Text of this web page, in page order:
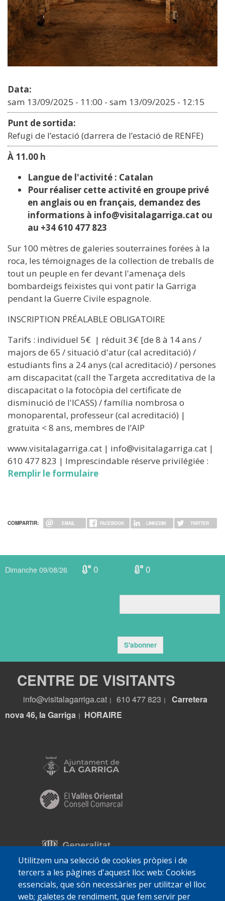
Data:
sam 13/09/2025 - 11:00 - sam 13/09/2025 - 12:15
Punt de sortida:
Refugi de l’estació (darrera de l’estació de RENFE)
À 11.00 h
Langue de l'activité : Catalan
Pour réaliser cette activité en groupe privé
en anglais ou en français, demandez des
informations à info@visitalagarriga.cat ou
au +34 610 477 823
Sur 100 mètres de galeries souterraines forées à la
roca, les témoignages de la collection de treballs de
tout un peuple en fer devant l'amenaça dels
bombardeigs feixistes qui vont patir la Garriga
pendant la Guerre Civile espagnole.
INSCRIPTION PRÉALABLE OBLIGATOIRE
Tarifs : individuel 5€ | réduit 3€ [de 8 à 14 ans /
majors de 65 / situació d'atur (cal acreditació) /
estudiants fins a 24 anys (cal acreditació) / persones
am discapacitat (call the Targeta accreditativa de la
discapacitat o la fotocòpia del certificate de
disminució de l'ICASS) / família nombrosa o
monoparental, professeur (cal acreditació) |
gratuïta < 8 ans, membres de l’AIP
www.visitalagarriga.cat | info@visitalagarriga.cat |
610 477 823 | Imprescindable réserve privilégiée :
Remplir le formulaire
COMPARTIR: EMAIL FACEBOOK LINKEDIN TWITTER
Utilitzem una selecció de cookies pròpies i de
tercers a les pàgines d'aquest lloc web: Cookies
essencials, que són necessàries per utilitzar el lloc
web; galetes de rendiment, que fem servir per
Dimanche 09/08/26 0 0
S'abonner
CENTRE DE VISITANTS
info@visitalagarriga.cat 610 477 823
Carretera
nova 46, la Garriga
HORAIRE